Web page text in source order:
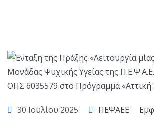
30 Ιουλίου 2025 ΠΕΨΑΕΕ